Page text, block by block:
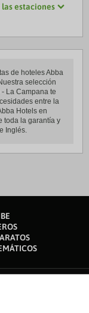
las estaciones
de hoteles Abba
selección
La Campana te
entre la
Hotels en
toda la garantía y
Inglés.